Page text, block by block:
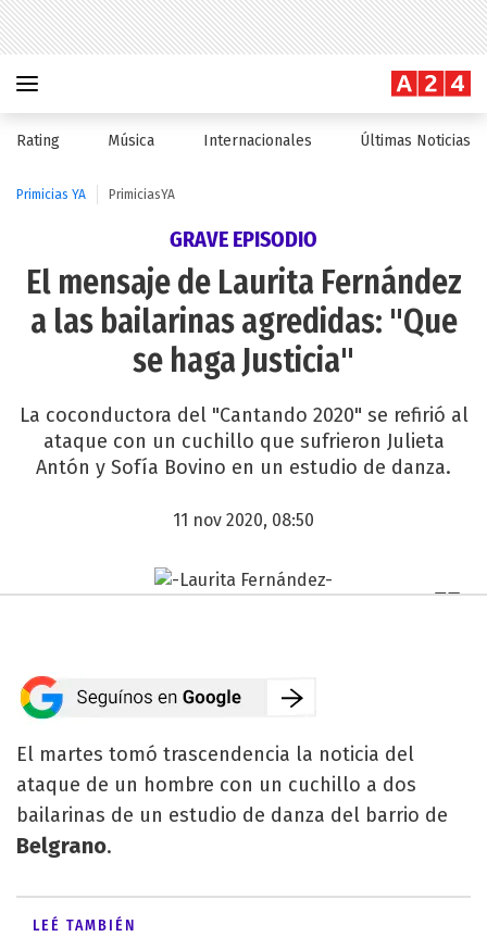
Rating Música Internacionales Últimas Noticias
Primicias YA PrimiciasYA
GRAVE EPISODIO
El mensaje de Laurita Fernández
a las bailarinas agredidas: "Que
se haga Justicia"
La coconductora del "Cantando 2020" se refirió al
ataque con un cuchillo que sufrieron Julieta
Antón y Sofía Bovino en un estudio de danza.
11 nov 2020, 08:50
El martes tomó trascendencia la noticia del
ataque de un hombre con un cuchillo a dos
bailarinas de un estudio de danza del barrio de
Belgrano.
LEÉ TAMBIÉN